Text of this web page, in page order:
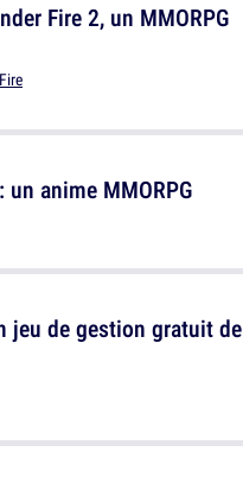
Fire 2, un MMORPG
jeu de gestion gratuit de
un anime MMORPG